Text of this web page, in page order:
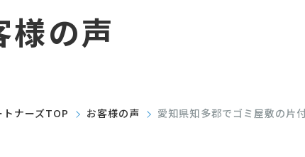
様の声
ナーズTOP お客様の声 愛知県知多郡でゴミ屋敷の片